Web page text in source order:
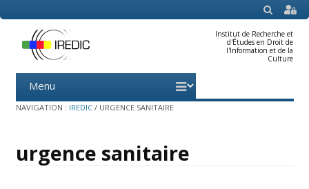
SEARCH
Institut de Recherche et
d'Études en Droit de
l'Information et de la
Culture
Menu
content
NAVIGATION : IREDIC / URGENCE SANITAIRE
urgence sanitaire